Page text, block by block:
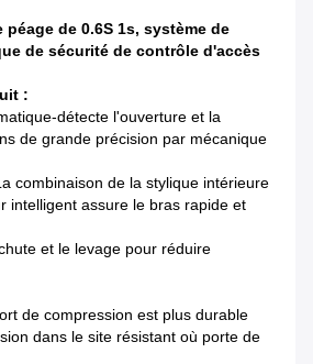
péage de 0.6S 1s, système de
de sécurité de contrôle d'accès
:
détecte l'ouverture et la
de grande précision par mécanique
combinaison de la stylique intérieure
intelligent assure le bras rapide et
et le levage pour réduire
de compression est plus durable
dans le site résistant où porte de